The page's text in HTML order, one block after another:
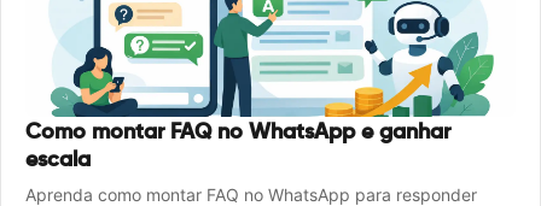
Como montar FAQ no WhatsApp e ganhar
escala
Aprenda como montar FAQ no WhatsApp para responder